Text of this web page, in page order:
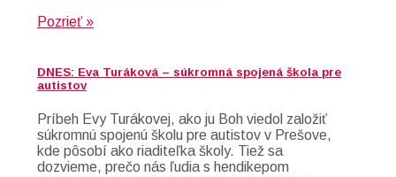
Pozrieť »
DNES: Eva Turáková – súkromná spojená škola pre
autistov
Príbeh Evy Turákovej, ako ju Boh viedol založiť
súkromnú spojenú školu pre autistov v Prešove,
kde pôsobí ako riaditeľka školy. Tiež sa
dozvieme, prečo nás ľudia s hendikepom